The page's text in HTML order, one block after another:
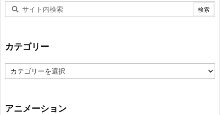
カテゴリー
テ
ー
アニメーション